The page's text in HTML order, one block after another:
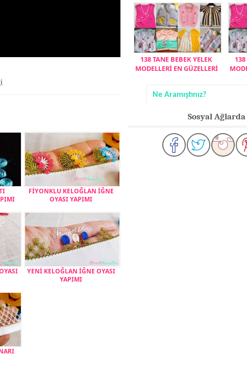
FİYONKLU KELOĞLAN İĞNE
OYASI YAPIMI
YENİ KELOĞLAN İĞNE OYASI
YAPIMI
138 TANE BEBEK YELEK
MODELLERİ EN GÜZELLERİ
Sosyal